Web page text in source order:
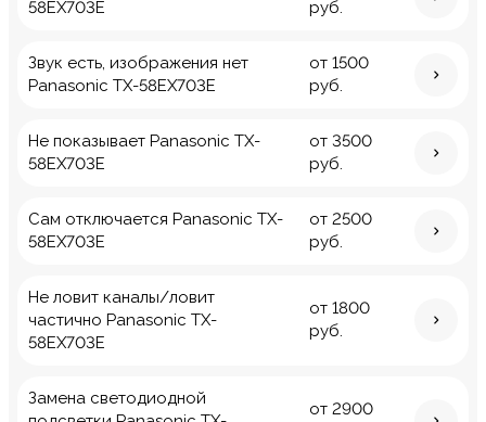
58EX703E
руб.
Звук есть, изображения нет
Panasonic TX-58EX703E
от 1500
руб.
Не показывает Panasonic TX-
58EX703E
от 3500
руб.
Сам отключается Panasonic TX-
58EX703E
от 2500
руб.
Не ловит каналы/ловит
частично Panasonic TX-
58EX703E
от 1800
руб.
Замена светодиодной
от 2900